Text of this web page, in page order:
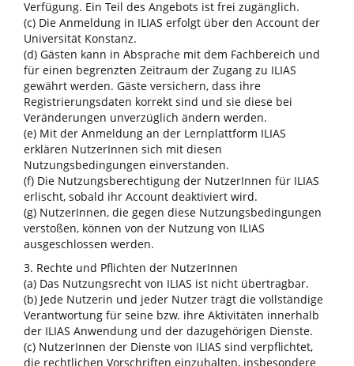
Verfügung. Ein Teil des Angebots ist frei zugänglich.
(c) Die Anmeldung in ILIAS erfolgt über den Account der
Universität Konstanz.
(d) Gästen kann in Absprache mit dem Fachbereich und
für einen begrenzten Zeitraum der Zugang zu ILIAS
gewährt werden. Gäste versichern, dass ihre
Registrierungsdaten korrekt sind und sie diese bei
Veränderungen unverzüglich ändern werden.
(e) Mit der Anmeldung an der Lernplattform ILIAS
erklären NutzerInnen sich mit diesen
Nutzungsbedingungen einverstanden.
(f) Die Nutzungsberechtigung der NutzerInnen für ILIAS
erlischt, sobald ihr Account deaktiviert wird.
(g) NutzerInnen, die gegen diese Nutzungsbedingungen
verstoßen, können von der Nutzung von ILIAS
ausgeschlossen werden.
3. Rechte und Pflichten der NutzerInnen
(a) Das Nutzungsrecht von ILIAS ist nicht übertragbar.
(b) Jede Nutzerin und jeder Nutzer trägt die vollständige
Verantwortung für seine bzw. ihre Aktivitäten innerhalb
der ILIAS Anwendung und der dazugehörigen Dienste.
(c) NutzerInnen der Dienste von ILIAS sind verpflichtet,
die rechtlichen Vorschriften einzuhalten, insbesondere